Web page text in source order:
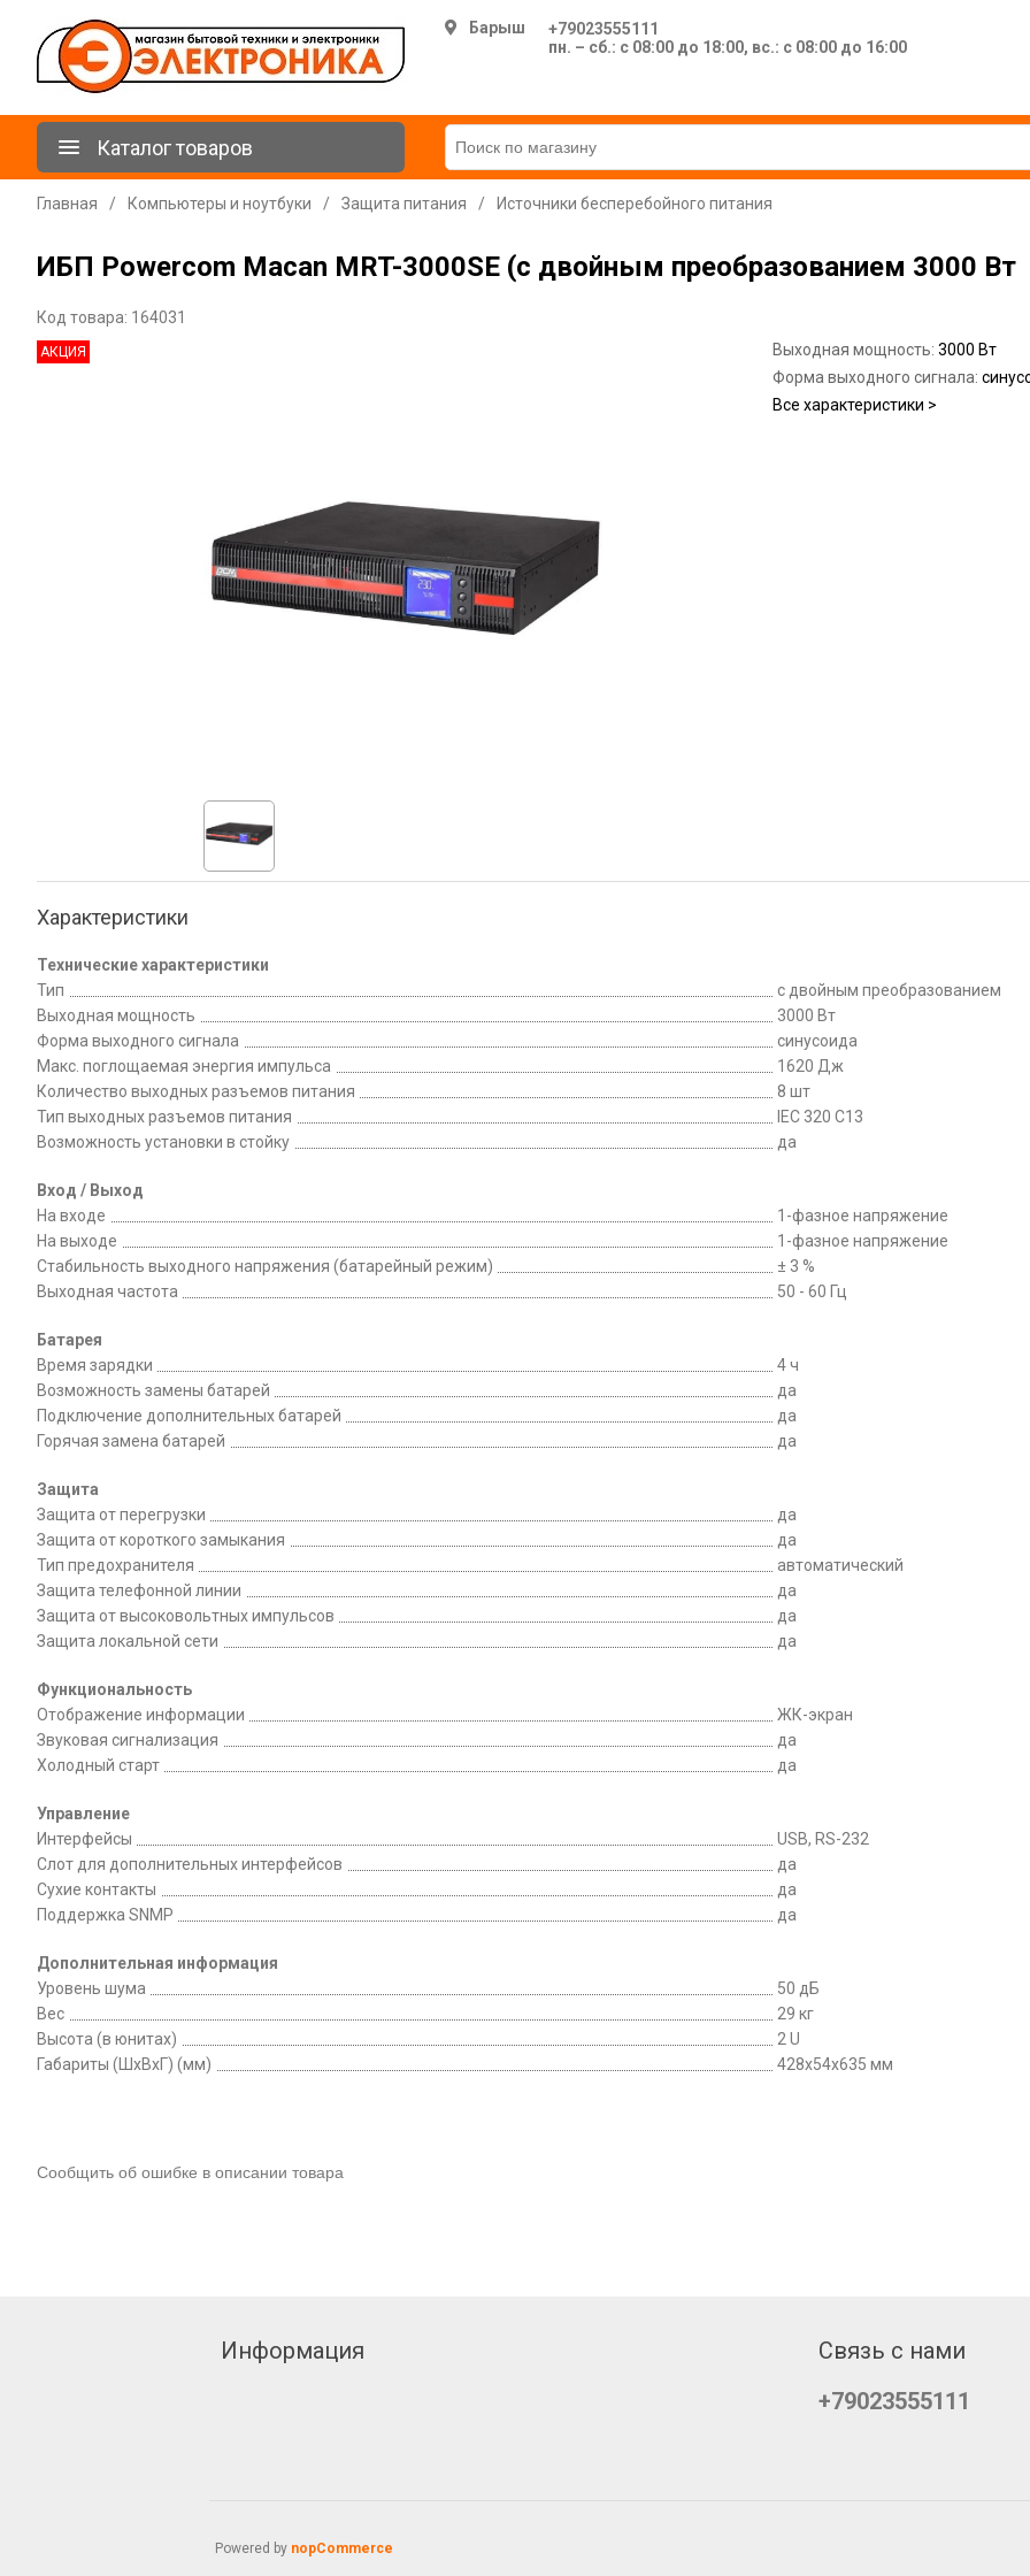
Барыш
+79023555111
пн. – сб.: с 08:00 до 18:00, вс.: с 08:00 до 16:00
Каталог товаров
Главная / Компьютеры и ноутбуки / Защита питания / Источники бесперебойного питания
ИБП Powercom Macan MRT-3000SE (с двойным преобразованием 3000 Вт
Код товара: 164031
АКЦИЯ Выходная мощность: 3000 Вт
Форма выходного сигнала:
Все характеристики >
Характеристики
Технические характеристики
Тип
с двойным преобразованием
Выходная мощность
3000 Вт
Форма выходного сигнала
синусоида
Макс. поглощаемая энергия импульса
1620 Дж
Количество выходных разъемов питания
8 шт
Тип выходных разъемов питания
IEC 320 C13
Возможность установки в стойку
да
Вход / Выход
На входе
1-фазное напряжение
На выходе
1-фазное напряжение
Стабильность выходного напряжения (батарейный режим)
± 3 %
Выходная частота
50 - 60 Гц
Батарея
Время зарядки
4 ч
Возможность замены батарей
да
Подключение дополнительных батарей
да
Горячая замена батарей
да
Защита
Защита от перегрузки
да
Защита от короткого замыкания
да
Тип предохранителя
автоматический
Защита телефонной линии
да
Защита от высоковольтных импульсов
да
Защита локальной сети
да
Функциональность
Отображение информации
ЖК-экран
Звуковая сигнализация
да
Холодный старт
да
Управление
Интерфейсы
USB, RS-232
Слот для дополнительных интерфейсов
да
Сухие контакты
да
Поддержка SNMP
да
Дополнительная информация
Уровень шума
50 дБ
Вес
29 кг
Высота (в юнитах)
2 U
Габариты (ШxВxГ) (мм)
428x54x635 мм
Сообщить об ошибке в описании товара
Информация
Связь с нами
+79023555111
Powered by nopCommerce